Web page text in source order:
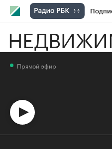
Спорт
Прямой эфир